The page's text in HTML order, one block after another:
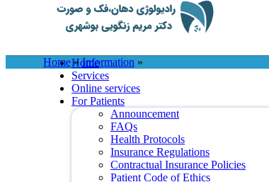
Home
Services
Online services
For Patients
Announcement
FAQs
Health Protocols
Insurance Regulations
Contractual Insurance Policies
Patient Code of Ethics
Home»Information »